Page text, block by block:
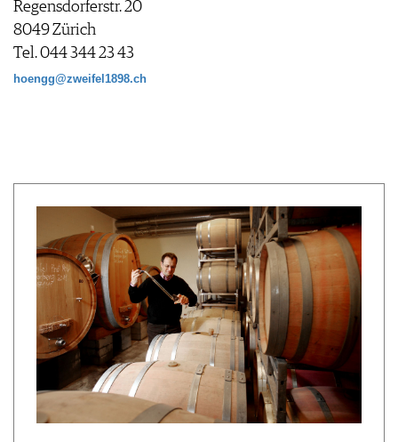
Regensdorferstr. 20
8049 Zürich
Tel. 044 344 23 43
hoengg@zweifel1898.ch